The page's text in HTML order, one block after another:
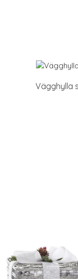
Vägghylla